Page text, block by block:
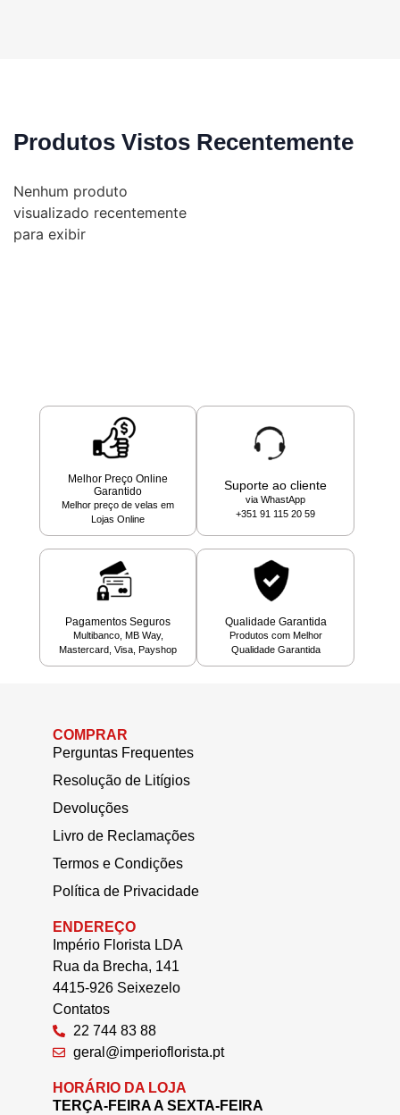
Produtos Vistos Recentemente
Nenhum produto
visualizado recentemente
para exibir
Melhor Preço Online
Garantido
Melhor preço de velas em
Lojas Online
Suporte ao cliente
via WhastApp
+351 91 115 20 59
Pagamentos Seguros
Multibanco, MB Way,
Mastercard, Visa, Payshop
Qualidade Garantida
Produtos com Melhor
Qualidade Garantida
COMPRAR
Perguntas Frequentes
Resolução de Litígios
Devoluções
Livro de Reclamações
Termos e Condições
Política de Privacidade
ENDEREÇO
Império Florista LDA
Rua da Brecha, 141
4415-926 Seixezelo
Contatos
22 744 83 88
geral@imperioflorista.pt
HORÁRIO DA LOJA
TERÇA-FEIRA A SEXTA-FEIRA